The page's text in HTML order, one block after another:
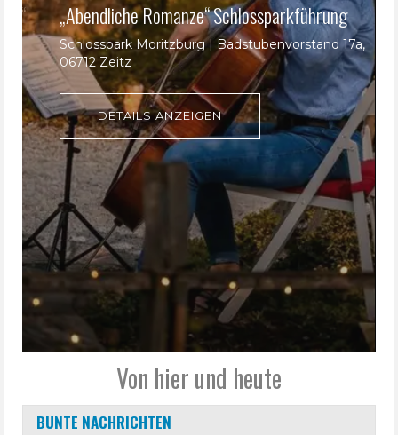
17a,
ORGELKONZERT – Carlos J. Fernandez
Dom St. Peter und Paul | Schloßstraße 7, 06712
Zeitz
DETAILS ANZEIGEN
Von hier und heute
BUNTE NACHRICHTEN